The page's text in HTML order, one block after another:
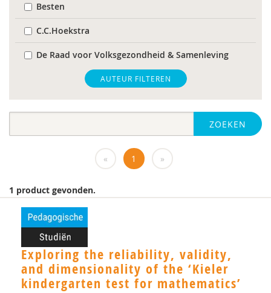
Besten
C.C.Hoekstra
De Raad voor Volksgezondheid & Samenleving
gz-psycholoog
https://www.openbaaronderwijs.nu/
Marieke-Beltman
MSc
MSc.
N.G.A. Tak
PhD
AUTEUR FILTEREN
ZOEKEN
« 1 »
1 product gevonden.
Exploring the reliability, validity,
and dimensionality of the ‘Kieler
kindergarten test for mathematics’